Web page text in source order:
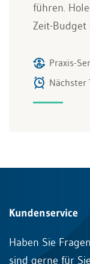
führen.
Zeit-
Praxis-
Nächster
Kundenservice
Haben Sie
sind gerne für